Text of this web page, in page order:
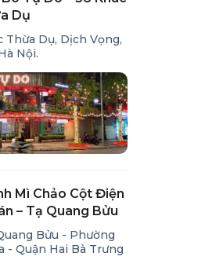
Dụ
Thừa Dụ, Dịch Vọng,
Nội.
Mì Chảo Cột Điện
– Tạ Quang Bửu
Bửu - Phường
- Quận Hai Bà Trưng